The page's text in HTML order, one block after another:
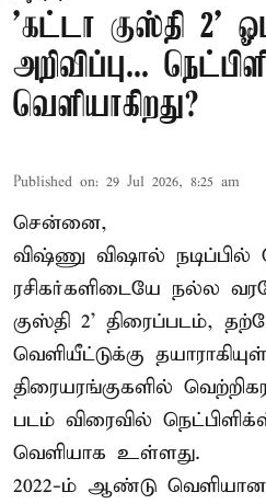
'கட்டா குஸ்தி 2'
அறிவிப்பு...
வெளியாகிறது?
Published on: 29 Jul 2026, 8:25 am
சென்னை,
விஷ்ணு விஷால் நடிப்பில்
ரசிகர்களிடையே நல்ல
குஸ்தி 2' திரைப்படம்,
வெளியீட்டுக்கு
திரையரங்குகளில்
படம் விரைவில்
வெளியாக உள்ளது.
2022-ம் ஆண்டு வெளியான